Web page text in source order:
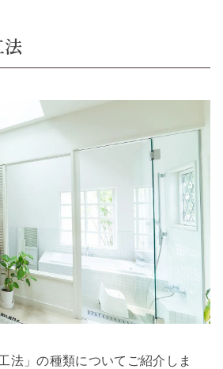
法」の種類についてご紹介しま